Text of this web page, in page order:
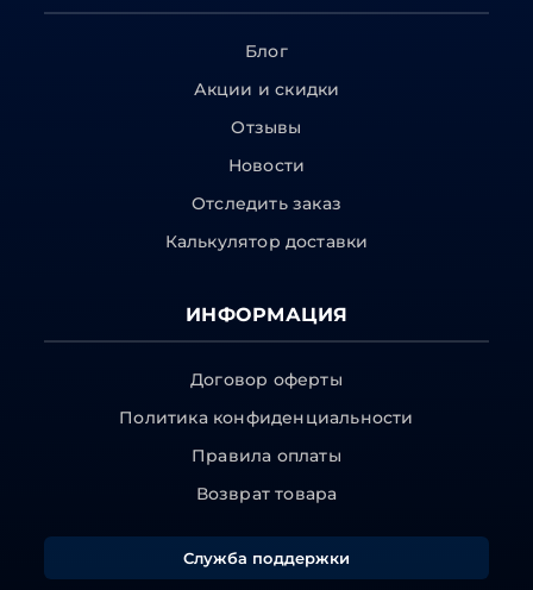
Блог
Акции и скидки
Отзывы
Новости
Отследить заказ
Калькулятор доставки
ИНФОРМАЦИЯ
Договор оферты
Политика конфиденциальности
Правила оплаты
Возврат товара
Служба поддержки